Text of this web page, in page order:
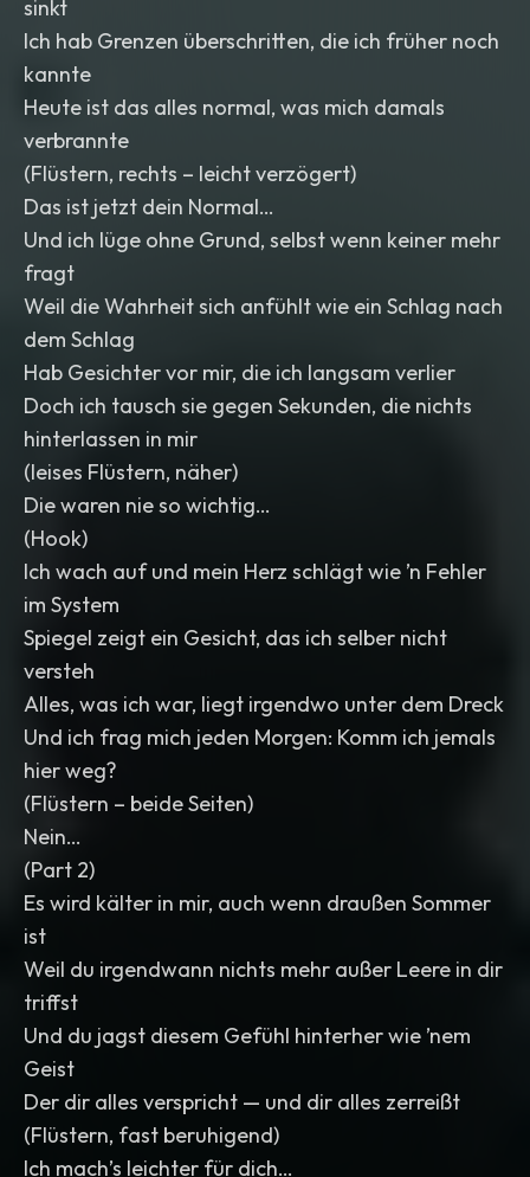
sinkt
Ich hab Grenzen überschritten, die ich früher noch
kannte
Heute ist das alles normal, was mich damals
verbrannte
(Flüstern, rechts – leicht verzögert)
Das ist jetzt dein Normal…
Und ich lüge ohne Grund, selbst wenn keiner mehr
fragt
Weil die Wahrheit sich anfühlt wie ein Schlag nach
dem Schlag
Hab Gesichter vor mir, die ich langsam verlier
Doch ich tausch sie gegen Sekunden, die nichts
hinterlassen in mir
(leises Flüstern, näher)
Die waren nie so wichtig…
(Hook)
Ich wach auf und mein Herz schlägt wie ’n Fehler
im System
Spiegel zeigt ein Gesicht, das ich selber nicht
versteh
Alles, was ich war, liegt irgendwo unter dem Dreck
Und ich frag mich jeden Morgen: Komm ich jemals
hier weg?
(Flüstern – beide Seiten)
Nein…
(Part 2)
Es wird kälter in mir, auch wenn draußen Sommer
ist
Weil du irgendwann nichts mehr außer Leere in dir
triffst
Und du jagst diesem Gefühl hinterher wie ’nem
Geist
Der dir alles verspricht — und dir alles zerreißt
(Flüstern, fast beruhigend)
Ich mach’s leichter für dich…